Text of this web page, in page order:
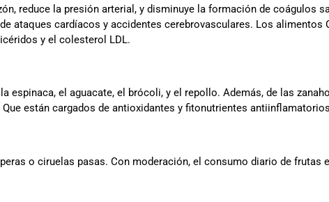
reduce la presión arterial, y disminuye la formación de coágulos
de ataques cardíacos y accidentes cerebrovasculares. Los alimentos
y el colesterol LDL.
espinaca, el aguacate, el brócoli, y el repollo. Además, de las
están cargados de antioxidantes y fitonutrientes
o ciruelas pasas. Con moderación, el consumo diario de frutas